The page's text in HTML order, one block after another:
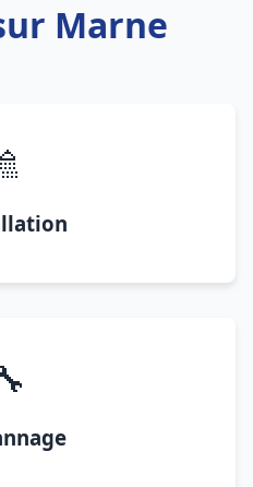
Marne